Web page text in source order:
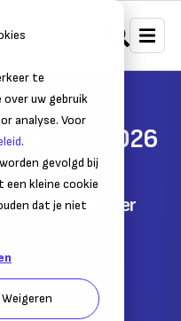
te
uw gebruik
analyse. Voor
.
gevolgd bij
een kleine cookie
dat je niet
Weigeren
loon in 2026
als aandeelhouder